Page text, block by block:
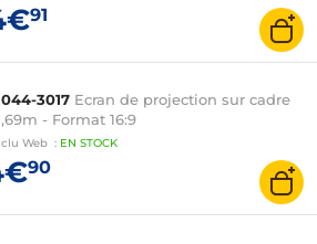
91
3017 Ecran de projection sur cadre
- Format 16:9
Web : EN STOCK
90